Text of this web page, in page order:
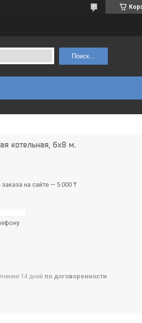
Поиск...
котельная, 6x8 м.
на сайте — 5 000 ₸
14 дней по договоренности